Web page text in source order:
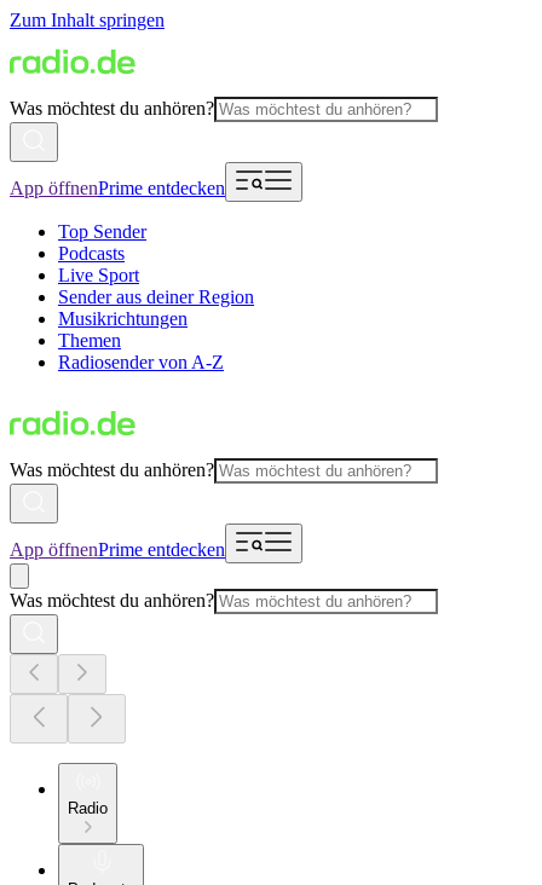
Zum Inhalt springen
Was möchtest du anhören?
App öffnenPrime entdecken
Top Sender
Podcasts
Live Sport
Sender aus deiner Region
Musikrichtungen
Themen
Radiosender von A-Z
Was möchtest du anhören?
App öffnenPrime entdecken
Was möchtest du anhören?
Radio